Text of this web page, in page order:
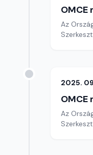
OMCE
Az
2025.
OMCE
Az